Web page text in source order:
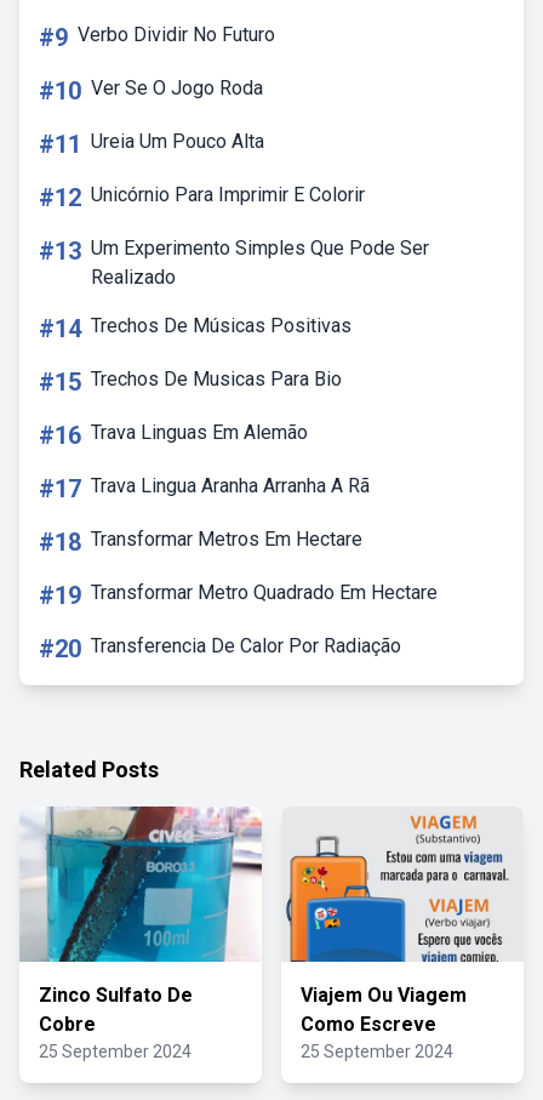
#9 Verbo Dividir No Futuro
#10 Ver Se O Jogo Roda
#11 Ureia Um Pouco Alta
#12 Unicórnio Para Imprimir E Colorir
#13 Um Experimento Simples Que Pode Ser
Realizado
#14 Trechos De Músicas Positivas
#15 Trechos De Musicas Para Bio
#16 Trava Linguas Em Alemão
#17 Trava Lingua Aranha Arranha A Rã
#18 Transformar Metros Em Hectare
#19 Transformar Metro Quadrado Em Hectare
#20 Transferencia De Calor Por Radiação
Related Posts
Zinco Sulfato De
Cobre
25 September 2024
Viajem Ou Viagem
Como Escreve
25 September 2024